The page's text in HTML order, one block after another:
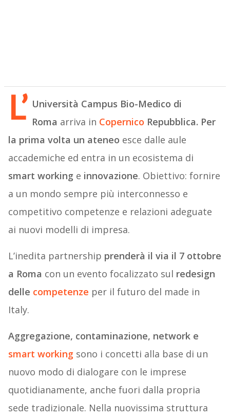
L’ Università Campus Bio-Medico di
Roma arriva in Copernico Repubblica. Per
la prima volta un ateneo esce dalle aule
accademiche ed entra in un ecosistema di
smart working e innovazione. Obiettivo: fornire
a un mondo sempre più interconnesso e
competitivo competenze e relazioni adeguate
ai nuovi modelli di impresa.
L’inedita partnership prenderà il via il 7 ottobre
a Roma con un evento focalizzato sul redesign
delle competenze per il futuro del made in
Italy.
Aggregazione, contaminazione, network e
smart workingsono i concetti alla base di un
nuovo modo di dialogare con le imprese
quotidianamente, anche fuori dalla propria
sede tradizionale. Nella nuovissima struttura